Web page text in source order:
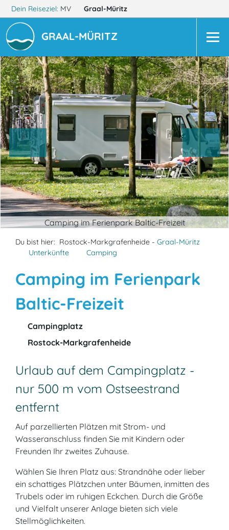
Dein Reiseziel: MV Graal-Müritz
GRAAL-MÜRITZ
Camping im Ferienpark Baltic-Freizeit
Du bist hier: Rostock-Markgrafenheide - Graal-Müritz
Unterkünfte
Camping
Camping im Ferienpark
Baltic-Freizeit
Campingplatz
Rostock-Markgrafenheide
Urlaub auf dem Campingplatz -
nur 500 m vom Ostseestrand
entfernt
Auf parzellierten Plätzen mit Strom- und
Wasseranschluss finden Sie mit Kindern oder
Freunden Ihr zweites Zuhause.
Wählen Sie Ihren Platz aus: Strandnähe oder lieber
ein schattiges Plätzchen unter Bäumen, inmitten des
Trubels oder im ruhigen Eckchen. Durch die Größe
und Vielfalt unserer Anlage bieten sich viele
Stellmöglichkeiten.